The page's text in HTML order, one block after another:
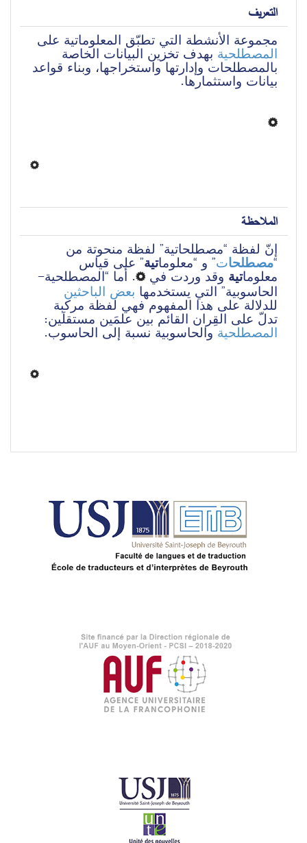
التعريف
مجموعة الأنشطة التي تطبّق المعلوماتية على
المصطلحية
بيانات واستثمارها.
الملاحظة
“مصطلحات” و “معلوماتية
معلوماتية وقد وردت في . أما “المصطلحية-
الحاسوبية” التي يستخدمها بعض الباحثين
تدلّ على القِران القائم بين علمَين مستقلَين:
المصطلحية والحاسوبية نسبة إلى الحاسوب.